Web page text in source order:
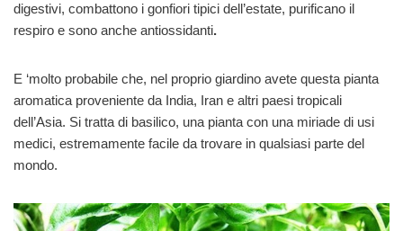
digestivi, combattono i gonfiori tipici dell’estate, purificano il
respiro e sono anche antiossidanti.
E ‘molto probabile che, nel proprio giardino avete questa pianta
aromatica proveniente da India, Iran e altri paesi tropicali
dell’Asia. Si tratta di basilico, una pianta con una miriade di usi
medici, estremamente facile da trovare in qualsiasi parte del
mondo.